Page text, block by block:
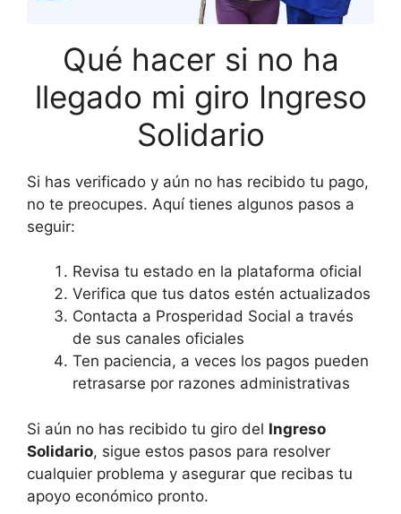
Qué hacer si no ha
llegado mi giro Ingreso
Solidario
Si has verificado y aún no has recibido tu pago,
no te preocupes. Aquí tienes algunos pasos a
seguir:
Revisa tu estado en la plataforma oficial
Verifica que tus datos estén actualizados
Contacta a Prosperidad Social a través
de sus canales oficiales
Ten paciencia, a veces los pagos pueden
retrasarse por razones administrativas
Si aún no has recibido tu giro del Ingreso
Solidario, sigue estos pasos para resolver
cualquier problema y asegurar que recibas tu
apoyo económico pronto.